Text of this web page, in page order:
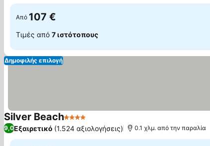
Από 107 €
Τιμές από 7 ιστότοπους
Δημοφιλής επιλογή
Silver Beach4 ΑστέριαΕμφάνιση τιμών
9,0Εξαιρετικό (1.524 αξιολογήσεις) 0.1 χλμ. από την παραλία